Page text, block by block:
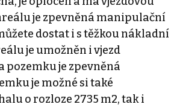
je zpevněná manipulační
dostat i s těžkou nákladní
je umožněn i vjezd
pozemku je zpevněná
je možné si také
o rozloze 2735 m2, tak i